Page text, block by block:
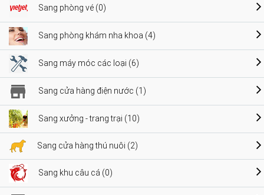
Sang phòng vé (0)
Sang phòng khám nha khoa (4)
Sang máy móc các loại (6)
Sang cửa hàng điện nước (1)
Sang xưởng - trang trại (10)
Sang cửa hàng thú nuôi (2)
Sang khu câu cá (0)